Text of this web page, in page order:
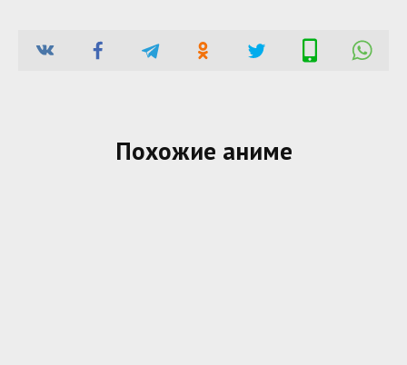
Похожие аниме